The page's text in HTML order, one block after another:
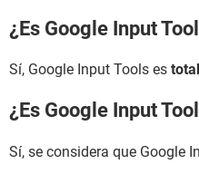
¿Es Google Input
Sí, Google Input Tools es
¿Es Google Input
Sí, se considera que Google